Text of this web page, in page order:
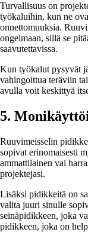
Turvallisuus on
työkaluihin, kun ne
onnettomuuksia.
ongelmaan, sillä se
saavutettavissa.
Kun työkalut pysyvät
vahingoittua teräviin
avulla voit keskittyä
5.
Ruuvimeisselin
sopivat erinomaisesti
ammattilainen vai
projektejasi.
Lisäksi pidikkeitä on
valita juuri sinulle
seinäpidikkeen, joka
pidikkeen, joka on